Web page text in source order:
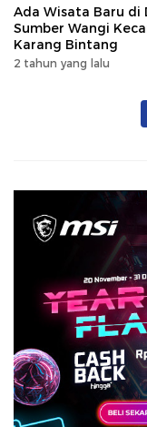
Ada Wisata Baru di
Sumber Wangi
Karang Bintang
2 tahun yang lalu